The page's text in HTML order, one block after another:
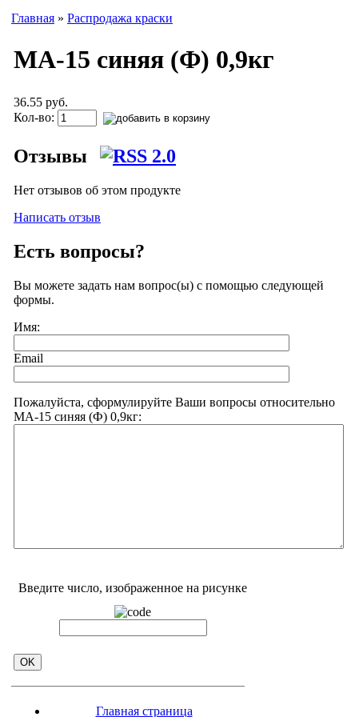
Главная » Распродажа краски
МА-15 синяя (Ф) 0,9кг
36.55 руб.
Кол-во:
Отзывы
Нет отзывов об этом продукте
Написать отзыв
Есть вопросы?
Вы можете задать нам вопрос(ы) с помощью следующей
формы.
Имя:
Email
Пожалуйста, сформулируйте Ваши вопросы относительно
МА-15 синяя (Ф) 0,9кг:
Введите число, изображенное на рисунке
Главная страница